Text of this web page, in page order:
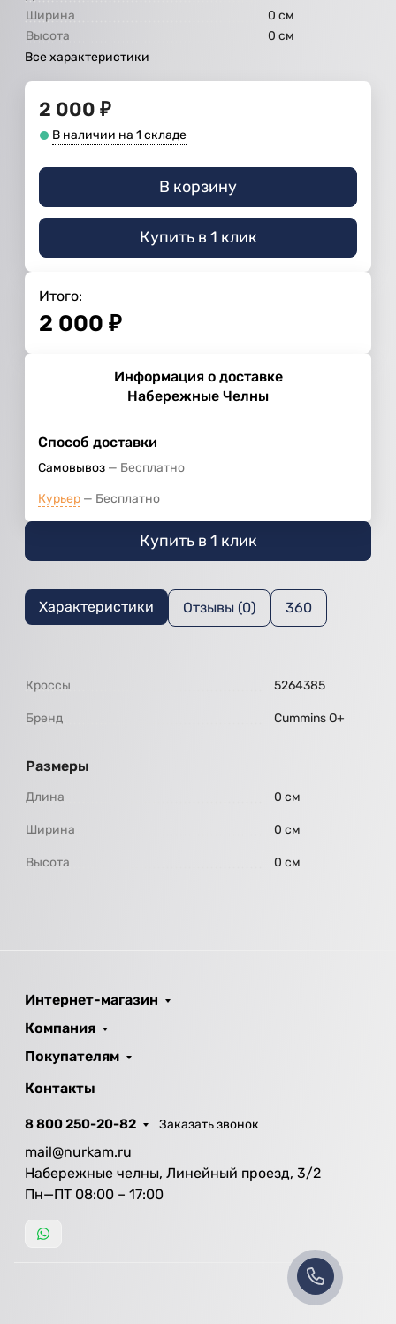
Ширина
0 см
Высота
0 см
Все характеристики
2 000 ₽
В наличии на 1 складе
В корзину
Купить в 1 клик
Итого:
2 000 ₽
Информация о доставке
Набережные Челны
Способ доставки
Самовывоз Бесплатно
Курьер Бесплатно
Купить в 1 клик
Характеристики Отзывы (0) 360
Кроссы 5264385
Бренд Cummins O+
Размеры
Длина 0 см
Ширина 0 см
Высота 0 см
Интернет-магазин
Компания
Покупателям
Контакты
8 800 250-20-82 Заказать звонок
mail@nurkam.ru
Набережные челны, Линейный проезд, 3/2
Пн—ПТ 08:00 – 17:00